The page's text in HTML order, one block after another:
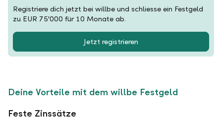
Registriere dich jetzt bei willbe und schliesse ein Festgeld
zu EUR 75'000 für 10 Monate ab.
Jetzt registrieren
Deine Vorteile mit dem willbe Festgeld
Feste Zinssätze